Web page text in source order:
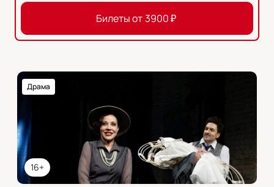
Билеты от 3900₽
16+
Драма